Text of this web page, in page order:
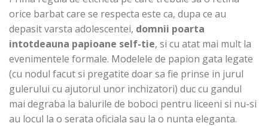
orice barbat care se respecta este ca, dupa ce au
depasit varsta adolescentei, domnii poarta
intotdeauna papioane self-tie, si cu atat mai mult la
evenimentele formale. Modelele de papion gata legate
(cu nodul facut si pregatite doar sa fie prinse in jurul
gulerului cu ajutorul unor inchizatori) duc cu gandul
mai degraba la balurile de boboci pentru liceeni si nu-si
au locul la o serata oficiala sau la o nunta eleganta.